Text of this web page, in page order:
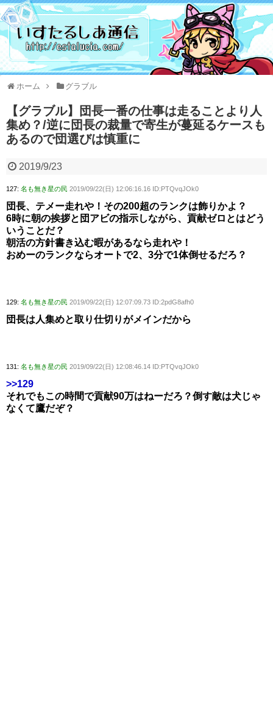
ホーム グラブル
【グラブル】団長一番の仕事は走ることより人
集め？/逆に団長の裁量で寄生が蔓延るケースも
あるので団選びは慎重に
2019/9/23
127: 名も無き星の民 2019/09/22(日) 12:06:16.16 ID:PTQvqJOk0
団長、テメー走れや！その200超のランクは飾りかよ？
6時に朝の挨拶と団アビの指示しながら、貢献ゼロとはどう
いうことだ？
朝活の方針書き込む暇があるなら走れや！
おめーのランクならオートで2、3分で1体倒せるだろ？
129: 名も無き星の民 2019/09/22(日) 12:07:09.73 ID:2pdG8afh0
団長は人集めと取り仕切りがメインだから
131: 名も無き星の民 2019/09/22(日) 12:08:46.14 ID:PTQvqJOk0
>>129
それでもこの時間で貢献90万はねーだろ？倒す敵は犬じゃ
なくて鷹だぞ？